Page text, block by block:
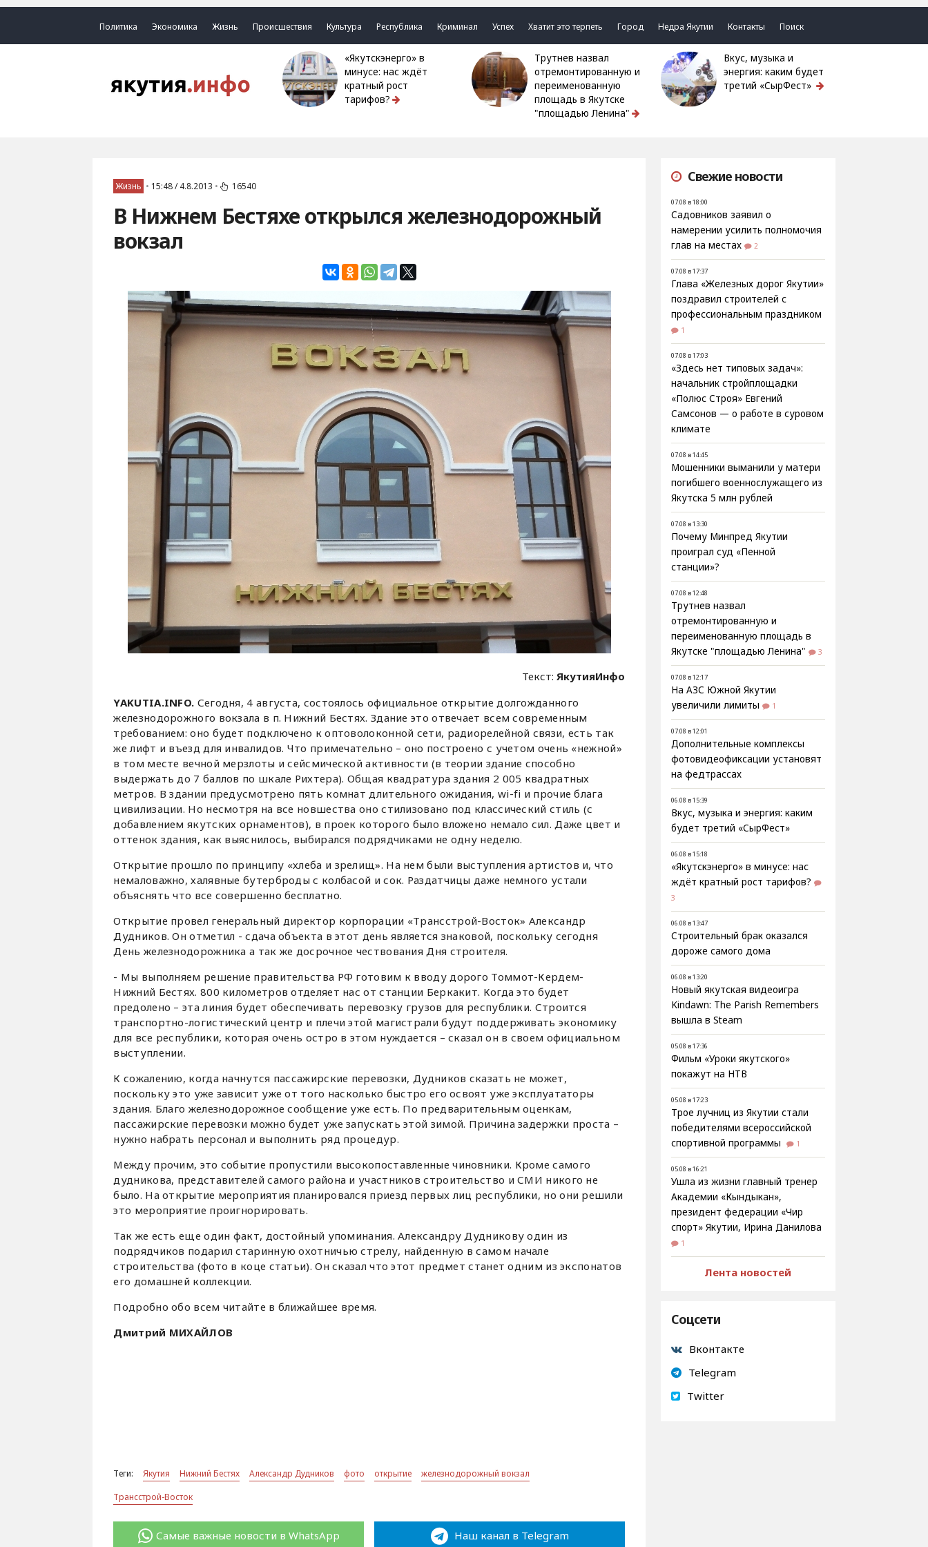
Политика Экономика Жизнь Происшествия Культура Республика Криминал Успех Хватит это терпеть Город Недра Якутии Контакты Поиск
«Якутскэнерго» в
минусе: нас ждёт
кратный рост
тарифов?
Трутнев назвал
отремонтированную и
переименованную
площадь в Якутске
"площадью Ленина"
Вкус, музыка и
энергия: каким будет
третий «СырФест»
Жизнь • 15:48 / 4.8.2013 • 16540
В Нижнем Бестяхе открылся железнодорожный
вокзал
Текст:ЯкутияИнфо
YAKUTIA.INFO. Сегодня, 4 августа, состоялось официальное открытие долгожданного
железнодорожного вокзала в п. Нижний Бестях. Здание это отвечает всем современным
требованием: оно будет подключено к оптоволоконной сети, радиорелейной связи, есть так
же лифт и въезд для инвалидов. Что примечательно – оно построено с учетом очень «нежной»
в том месте вечной мерзлоты и сейсмической активности (в теории здание способно
выдержать до 7 баллов по шкале Рихтера). Общая квадратура здания 2 005 квадратных
метров. В здании предусмотрено пять комнат длительного ожидания, wi-fi и прочие блага
цивилизации. Но несмотря на все новшества оно стилизовано под классический стиль (с
добавлением якутских орнаментов), в проек которого было вложено немало сил. Даже цвет и
оттенок здания, как выяснилось, выбирался подрядчиками не одну неделю.
Открытие прошло по принципу «хлеба и зрелищ». На нем были выступления артистов и, что
немаловажно, халявные бутерброды с колбасой и сок. Раздатчицы даже немного устали
объяснять что все совершенно бесплатно.
Открытие провел генеральный директор корпорации «Трансстрой-Восток» Александр
Дудников. Он отметил - сдача объекта в этот день является знаковой, поскольку сегодня
День железнодорожника а так же досрочное чествования Дня строителя.
- Мы выполняем решение правительства РФ готовим к вводу дорого Томмот-Кердем-
Нижний Бестях. 800 километров отделяет нас от станции Беркакит. Когда это будет
предолено – эта линия будет обеспечивать перевозку грузов для республики. Строится
транспортно-логистический центр и плечи этой магистрали будут поддерживать экономику
для все республики, которая очень остро в этом нуждается – сказал он в своем официальном
выступлении.
К сожалению, когда начнутся пассажирские перевозки, Дудников сказать не может,
поскольку это уже зависит уже от того насколько быстро его освоят уже эксплуататоры
здания. Благо железнодорожное сообщение уже есть. По предварительным оценкам,
пассажирские перевозки можно будет уже запускать этой зимой. Причина задержки проста –
нужно набрать персонал и выполнить ряд процедур.
Между прочим, это событие пропустили высокопоставленные чиновники. Кроме самого
дудникова, представителей самого района и участников строительство и СМИ никого не
было. На открытие мероприятия планировался приезд первых лиц республики, но они решили
это мероприятие проигнорировать.
Так же есть еще один факт, достойный упоминания. Александру Дудникову один из
подрядчиков подарил старинную охотничью стрелу, найденную в самом начале
строительства (фото в коце статьи). Он сказал что этот предмет станет одним из экспонатов
его домашней коллекции.
Подробно обо всем читайте в ближайшее время.
Дмитрий МИХАЙЛОВ
Теги: Якутия Нижний Бестях Александр Дудников фото открытие
железнодорожный вокзал
Трансстрой-Восток
Самые важные новости в WhatsApp Наш канал в Telegram
Свежие новости
07.08 в 18:00
Садовников заявил о
намерении усилить полномочия
глав на местах
2
07.08 в 17:37
Глава «Железных дорог Якутии»
поздравил строителей с
профессиональным праздником
1
07.08 в 17:03
«Здесь нет типовых задач»:
начальник стройплощадки
«Полюс Строя» Евгений
Самсонов — о работе в суровом
климате
07.08 в 14:45
Мошенники выманили у матери
погибшего военнослужащего из
Якутска 5 млн рублей
07.08 в 13:30
Почему Минпред Якутии
проиграл суд «Пенной
станции»?
07.08 в 12:48
Трутнев назвал
отремонтированную и
переименованную площадь в
Якутске "площадью Ленина"
3
07.08 в 12:17
На АЗС Южной Якутии
увеличили лимиты
1
07.08 в 12:01
Дополнительные комплексы
фотовидеофиксации установят
на федтрассах
06.08 в 15:39
Вкус, музыка и энергия: каким
будет третий «СырФест»
06.08 в 15:18
«Якутскэнерго» в минусе: нас
ждёт кратный рост тарифов?
3
06.08 в 13:47
Строительный брак оказался
дороже самого дома
06.08 в 13:20
Новый якутская видеоигра
Kindawn: The Parish Remembers
вышла в Steam
05.08 в 17:36
Фильм «Уроки якутского»
покажут на НТВ
05.08 в 17:23
Трое лучниц из Якутии стали
победителями всероссийской
спортивной программы
1
05.08 в 16:21
Ушла из жизни главный тренер
Академии «Кындыкан»,
президент федерации «Чир
спорт» Якутии, Ирина Данилова
1
Лента новостей
Соцсети
Вконтакте
Telegram
Twitter